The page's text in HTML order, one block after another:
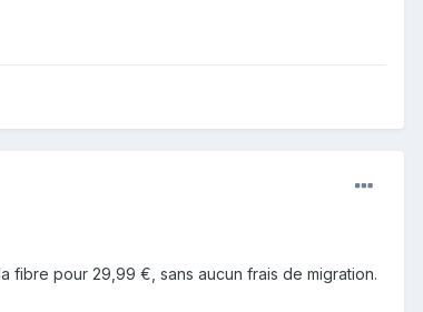
pour 29,99 €, sans aucun frais de migration.